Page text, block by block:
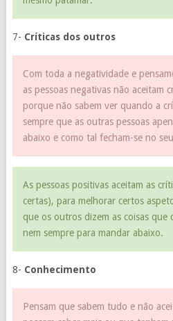
7- Críticas dos outros
Com toda a negatividade e
as pessoas negativas não aceitam
porque não sabem ver quando a
sempre que as outras pessoas
abaixo e como tal fecham-se no
As pessoas positivas aceitam as
certas), para melhorar certos
que os outros dizem as coisas
nem sempre para mandar abaixo.
8- Conhecimento
Pensam que sabem tudo e não